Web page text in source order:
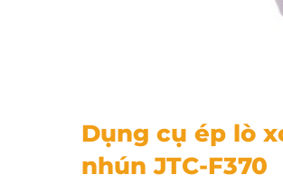
Dụng cụ ép lò
nhún JTC-F370